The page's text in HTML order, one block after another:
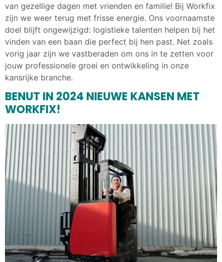
van gezellige dagen met vrienden en familie! Bij Workfix
zijn we weer terug met frisse energie. Ons voornaamste
doel blijft ongewijzigd: logistieke talenten helpen bij het
vinden van een baan die perfect bij hen past. Net zoals
vorig jaar zijn we vastberaden om ons in te zetten voor
jouw professionele groei en ontwikkeling in onze
kansrijke branche.
BENUT IN 2024 NIEUWE KANSEN MET
WORKFIX!